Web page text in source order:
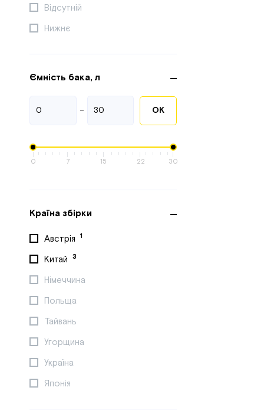
Відсутній
Нижнє
Ємність бака, л
- ОК
0 7 15 22 30
Країна збірки
Австрія 1
Китай 3
Німеччина
Польща
Тайвань
Угорщина
Україна
Японія